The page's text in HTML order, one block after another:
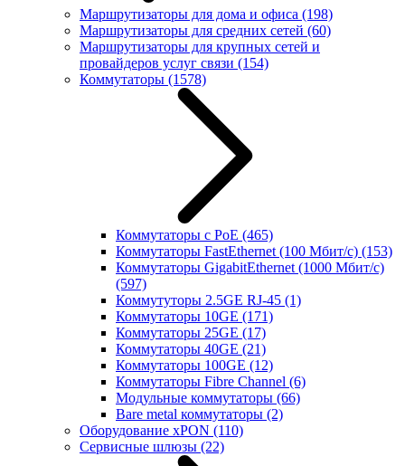
Маршрутизаторы для дома и офиса (198)
Маршрутизаторы для средних сетей (60)
Маршрутизаторы для крупных сетей и
провайдеров услуг связи (154)
Коммутаторы (1578)
Коммутаторы с PoE (465)
Коммутаторы FastEthernet (100 Мбит/с) (153)
Коммутаторы GigabitEthernet (1000 Мбит/с)
(597)
Коммутуторы 2.5GE RJ-45 (1)
Коммутаторы 10GE (171)
Коммутаторы 25GE (17)
Коммутаторы 40GE (21)
Коммутаторы 100GE (12)
Коммутаторы Fibre Channel (6)
Модульные коммутаторы (66)
Bare metal коммутаторы (2)
Оборудование xPON (110)
Сервисные шлюзы (22)